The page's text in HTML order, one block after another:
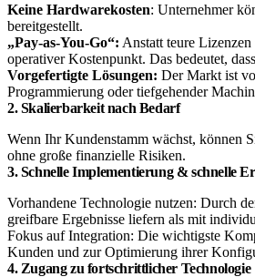
Keine Hardwarekosten: Unternehmer
bereitgestellt.
„Pay-as-You-Go“: Anstatt teure
operativer Kostenpunkt. Das bedeutet,
Vorgefertigte Lösungen: Der Markt ist
Programmierung oder tiefgehender
2. Skalierbarkeit nach Bedarf
Wenn Ihr Kundenstamm wächst, können
ohne große finanzielle Risiken.
3. Schnelle Implementierung & schnelle
Vorhandene Technologie nutzen: Durch
greifbare Ergebnisse liefern als mit
Fokus auf Integration: Die wichtigste
Kunden und zur Optimierung ihrer
4. Zugang zu fortschrittlicher Technologie